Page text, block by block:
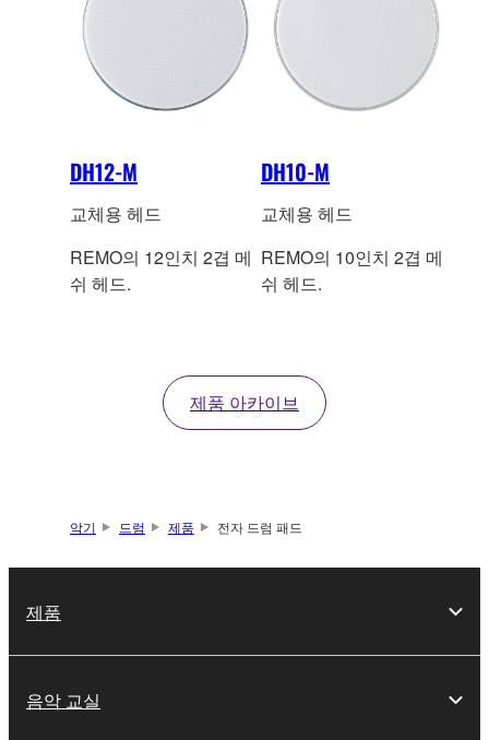
DH12-M
교체용 헤드
REMO의 12인치 2겹 메
쉬 헤드.
DH10-M
교체용 헤드
REMO의 10인치 2겹 메
쉬 헤드.
제품 아카이브
악기 드럼 제품 전자 드럼 패드
제품
음악 교실